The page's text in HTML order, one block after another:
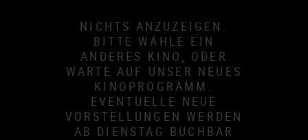
NICHTS ANZUZEIGEN.
BITTE WÄHLE EIN
ANDERES KINO, ODER
WARTE AUF UNSER NEUES
KINOPROGRAMM.
EVENTUELLE NEUE
VORSTELLUNGEN WERDEN
AB DIENSTAG BUCHBAR